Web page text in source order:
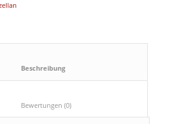
						Beschreibung
						Bewertungen (0)